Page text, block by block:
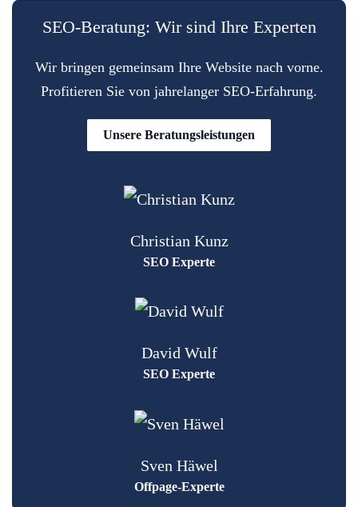
SEO-Beratung: Wir sind Ihre Experten
Wir bringen gemeinsam Ihre Website nach vorne.
Profitieren Sie von jahrelanger SEO-Erfahrung.
Unsere Beratungsleistungen
Christian Kunz
SEO Experte
David Wulf
SEO Experte
Sven Häwel
Offpage-Experte